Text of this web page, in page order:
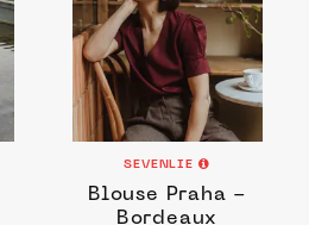
SEVENLIE
Blouse Praha -
Bordeaux